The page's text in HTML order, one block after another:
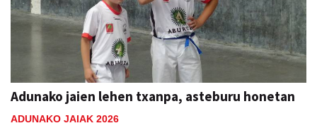
Adunako jaien lehen txanpa, asteburu honetan
ADUNAKO JAIAK 2026